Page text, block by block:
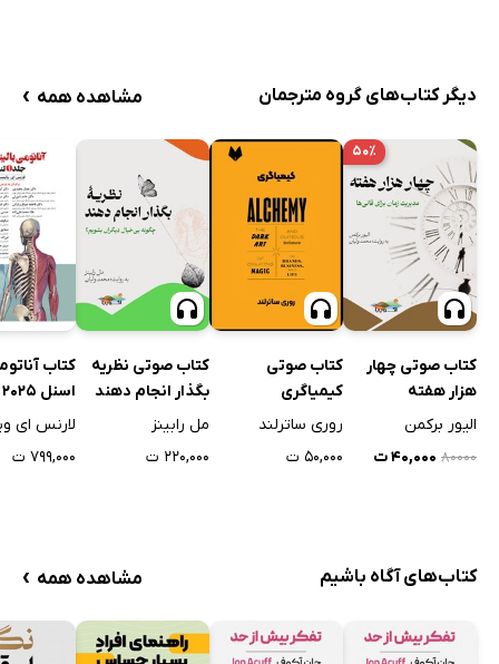
دیگر کتاب‌های گروه مترجمان مشاهده همه ›
۵۰٪
کتاب صوتی چهار
هزار هفته
الیور برکمن
۸۰۰۰۰ ۴۰,۰۰۰ ت
کتاب صوتی
کیمیاگری
روری ساترلند
۵۰,۰۰۰ ت
کتاب صوتی نظریه
بگذار انجام دهند
مل رابینز
۲۲۰,۰۰۰ ت
کتاب
اول
لارنس ای
۷۹۹,۰۰۰ ت
کتاب‌های آگاه باشیم مشاهده همه ›